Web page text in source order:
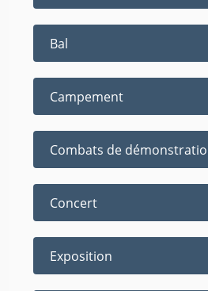
Bal
Campement
Combats de
Concert
Exposition